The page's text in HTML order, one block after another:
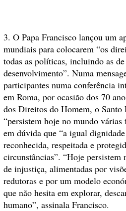
3. O Papa Francisco lançou um
mundiais para colocarem “os
todas as políticas, incluindo as
desenvolvimento”. Numa
participantes numa conferência
em Roma, por ocasião dos 70
dos Direitos do Homem, o Santo
“persistem hoje no mundo
em dúvida que “a igual
reconhecida, respeitada e
circunstâncias”. “Hoje persistem
de injustiça, alimentadas por
redutoras e por um modelo
que não hesita em explorar,
humano”, assinala Francisco.